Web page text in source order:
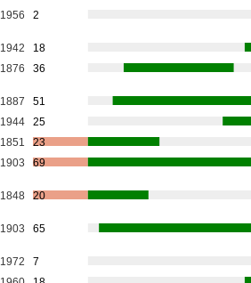
1956 2
1942
18
1876 36
1887
51
1944
25
1851
23
1903 69
1848 20
1903 65
1972
7